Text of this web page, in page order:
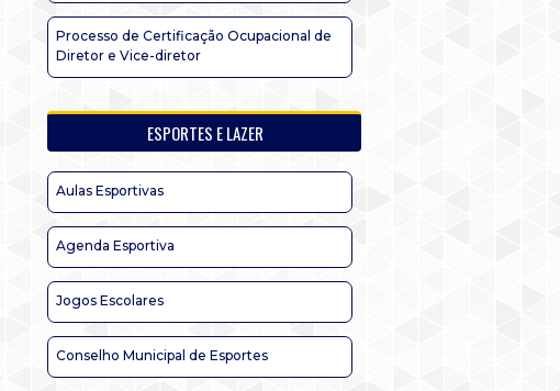
Processo de Certificação Ocupacional de
Diretor e Vice-diretor
ESPORTES E LAZER
Aulas Esportivas
Agenda Esportiva
Jogos Escolares
Conselho Municipal de Esportes